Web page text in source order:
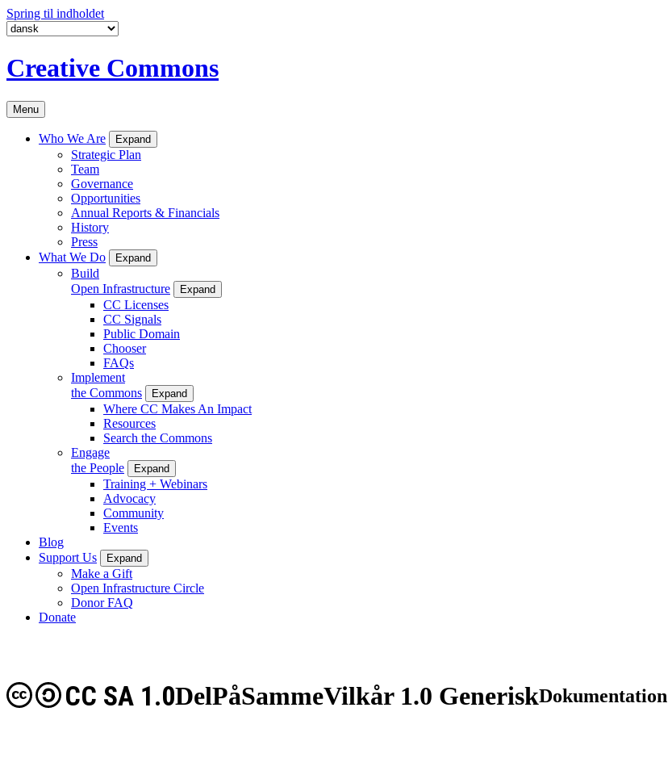
Spring til indholdet
Creative Commons
Menu
Who We Are Expand
Strategic Plan
Team
Governance
Opportunities
Annual Reports & Financials
History
Press
What We Do
Expand
Build
Open Infrastructure
Expand
CC Licenses
CC Signals
Public Domain
Chooser
FAQs
Implement
the Commons
Expand
Where CC Makes An Impact
Resources
Search the Commons
Engage
the People
Expand
Training + Webinars
Advocacy
Community
Events
Blog
Support Us
Expand
Make a Gift
Open Infrastructure Circle
Donor FAQ
Donate
DelPåSammeVilkår 1.0 Generisk
CC SA 1.0 Dokumentation